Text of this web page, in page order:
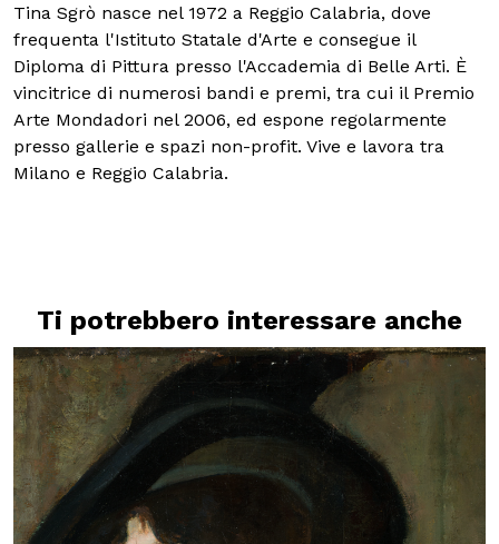
Tina Sgrò nasce nel 1972 a Reggio Calabria, dove
frequenta l'Istituto Statale d'Arte e consegue il
Diploma di Pittura presso l'Accademia di Belle Arti. È
vincitrice di numerosi bandi e premi, tra cui il Premio
Arte Mondadori nel 2006, ed espone regolarmente
presso gallerie e spazi non-profit. Vive e lavora tra
Milano e Reggio Calabria.
Ti potrebbero interessare anche